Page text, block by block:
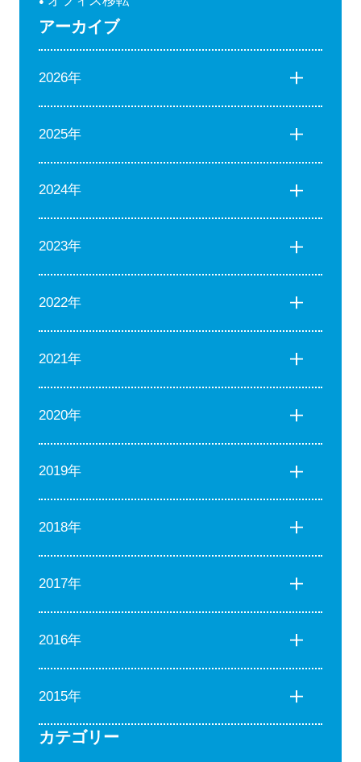
アーカイブ
2026年
2025年
2024年
2023年
2022年
2021年
2020年
2019年
2018年
2017年
2016年
2015年
カテゴリー